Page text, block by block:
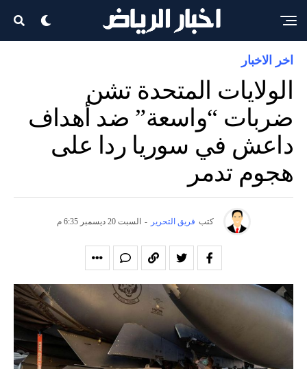
اخر الاخبار
الولايات المتحدة تشن
ضربات “واسعة” ضد أهداف
داعش في سوريا ردا على
هجوم تدمر
كتب فريق التحرير - السبت 20 ديسمبر 6:35 م